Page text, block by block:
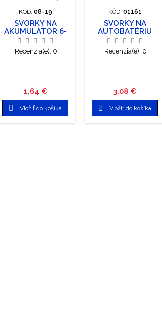
KÓD: 08-19
SVORKY NA
AKUMULÁTOR 6-
24V
Recenzia(e): 0
Cena
1,64 €
 Vložiť do košíka
KÓD: 01161
SVORKY NA
AUTOBATÉRIU
MOSADZNÉ
600AMP 2KS
Recenzia(e): 0
Cena
3,08 €
 Vložiť do košíka